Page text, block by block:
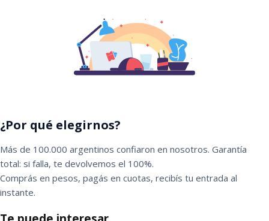
¿Por qué elegirnos?
Más de 100.000 argentinos confiaron en nosotros. Garantía
total: si falla, te devolvemos el 100%.
Comprás en pesos, pagás en cuotas, recibís tu entrada al
instante.